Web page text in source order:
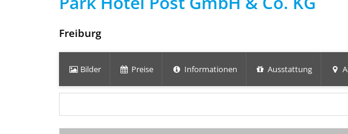
Freiburg
Bilder Preise Informationen Ausstattung